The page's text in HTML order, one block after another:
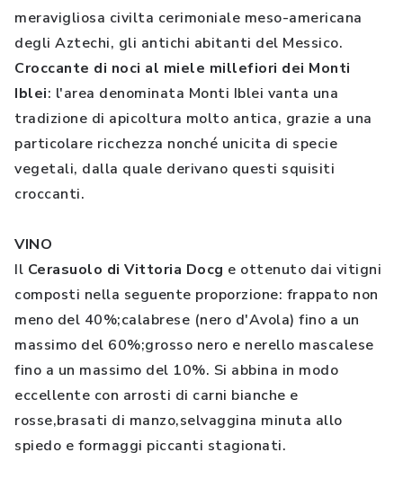
meravigliosa civilta cerimoniale meso-americana
degli Aztechi, gli antichi abitanti del Messico.
Croccante di noci al miele millefiori dei Monti
Iblei: l'area denominata Monti Iblei vanta una
tradizione di apicoltura molto antica, grazie a una
particolare ricchezza nonché unicita di specie
vegetali, dalla quale derivano questi squisiti
croccanti.
VINO
Il Cerasuolo di Vittoria Docg e ottenuto dai vitigni
composti nella seguente proporzione: frappato non
meno del 40%;calabrese (nero d'Avola) fino a un
massimo del 60%;grosso nero e nerello mascalese
fino a un massimo del 10%. Si abbina in modo
eccellente con arrosti di carni bianche e
rosse,brasati di manzo,selvaggina minuta allo
spiedo e formaggi piccanti stagionati.